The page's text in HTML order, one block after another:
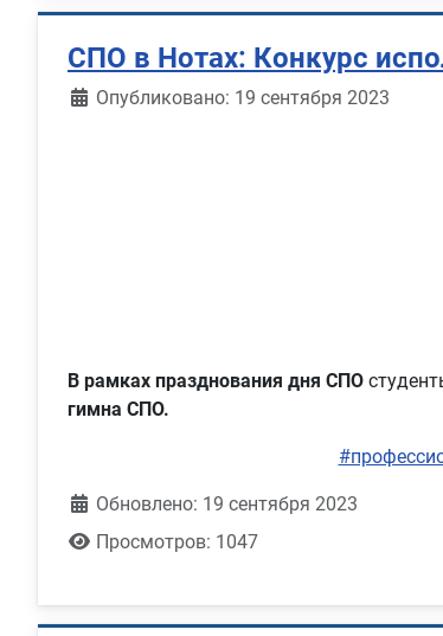
СПО в Нотах: Конкурс
Информация о материале
Опубликовано: 19 сентября 2023
В рамках празднования дня СПО
гимна СПО.
Обновлено: 19 сентября 2023
Просмотров: 1047